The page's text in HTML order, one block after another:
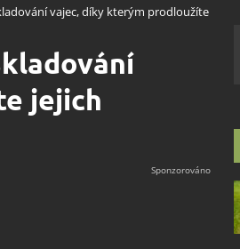
vajec, díky kterým prodloužíte
jejich